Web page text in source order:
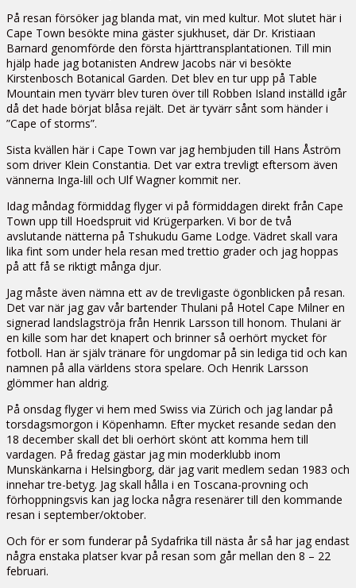
På resan försöker jag blanda mat, vin med kultur. Mot slutet här i
Cape Town besökte mina gäster sjukhuset, där Dr. Kristiaan
Barnard genomförde den första hjärttransplantationen. Till min
hjälp hade jag botanisten Andrew Jacobs när vi besökte
Kirstenbosch Botanical Garden. Det blev en tur upp på Table
Mountain men tyvärr blev turen över till Robben Island inställd igår
då det hade börjat blåsa rejält. Det är tyvärr sånt som händer i
”Cape of storms”.
Sista kvällen här i Cape Town var jag hembjuden till Hans Åström
som driver Klein Constantia. Det var extra trevligt eftersom även
vännerna Inga-lill och Ulf Wagner kommit ner.
Idag måndag förmiddag flyger vi på förmiddagen direkt från Cape
Town upp till Hoedspruit vid Krügerparken. Vi bor de två
avslutande nätterna på Tshukudu Game Lodge. Vädret skall vara
lika fint som under hela resan med trettio grader och jag hoppas
på att få se riktigt många djur.
Jag måste även nämna ett av de trevligaste ögonblicken på resan.
Det var när jag gav vår bartender Thulani på Hotel Cape Milner en
signerad landslagströja från Henrik Larsson till honom. Thulani är
en kille som har det knapert och brinner så oerhört mycket för
fotboll. Han är själv tränare för ungdomar på sin lediga tid och kan
namnen på alla världens stora spelare. Och Henrik Larsson
glömmer han aldrig.
På onsdag flyger vi hem med Swiss via Zürich och jag landar på
torsdagsmorgon i Köpenhamn. Efter mycket resande sedan den
18 december skall det bli oerhört skönt att komma hem till
vardagen. På fredag gästar jag min moderklubb inom
Munskänkarna i Helsingborg, där jag varit medlem sedan 1983 och
innehar tre-betyg. Jag skall hålla i en Toscana-provning och
förhoppningsvis kan jag locka några resenärer till den kommande
resan i september/oktober.
Och för er som funderar på Sydafrika till nästa år så har jag endast
några enstaka platser kvar på resan som går mellan den 8 – 22
februari.